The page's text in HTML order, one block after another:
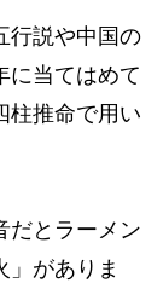
行説や中国の
に当てはめて
柱推命で用い
だとラーメン
」がありま